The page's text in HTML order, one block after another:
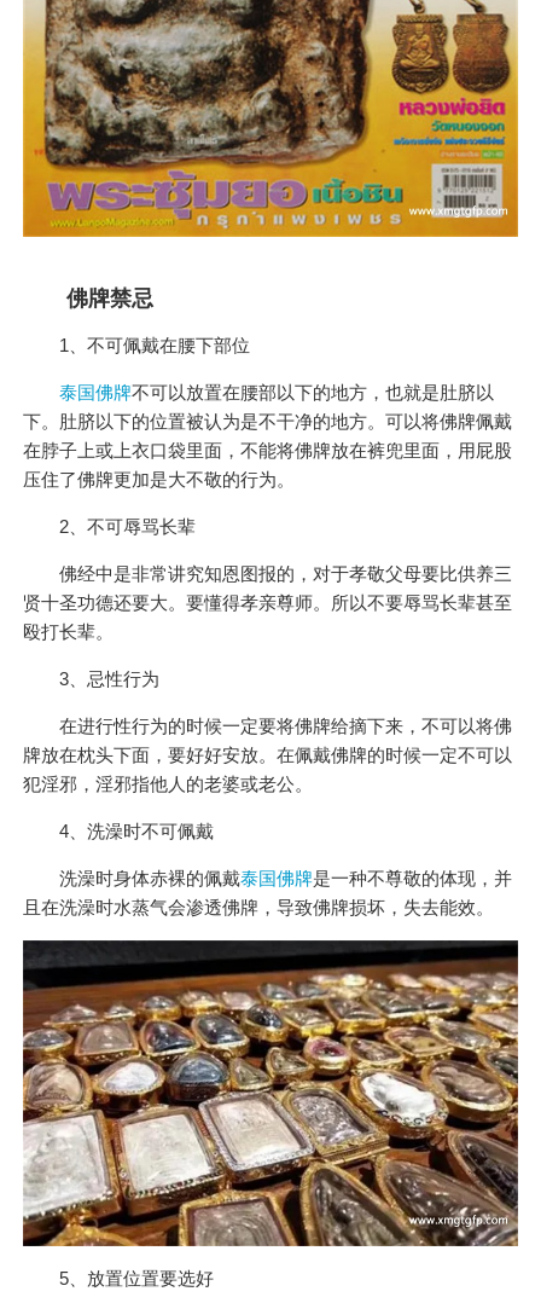
佛牌禁忌
1、不可佩戴在腰下部位
泰国佛牌不可以放置在腰部以下的地方，也就是肚脐以
下。肚脐以下的位置被认为是不干净的地方。可以将佛牌佩戴
在脖子上或上衣口袋里面，不能将佛牌放在裤兜里面，用屁股
压住了佛牌更加是大不敬的行为。
2、不可辱骂长辈
佛经中是非常讲究知恩图报的，对于孝敬父母要比供养三
贤十圣功德还要大。要懂得孝亲尊师。所以不要辱骂长辈甚至
殴打长辈。
3、忌性行为
在进行性行为的时候一定要将佛牌给摘下来，不可以将佛
牌放在枕头下面，要好好安放。在佩戴佛牌的时候一定不可以
犯淫邪，淫邪指他人的老婆或老公。
4、洗澡时不可佩戴
洗澡时身体赤裸的佩戴泰国佛牌是一种不尊敬的体现，并
且在洗澡时水蒸气会渗透佛牌，导致佛牌损坏，失去能效。
5、放置位置要选好